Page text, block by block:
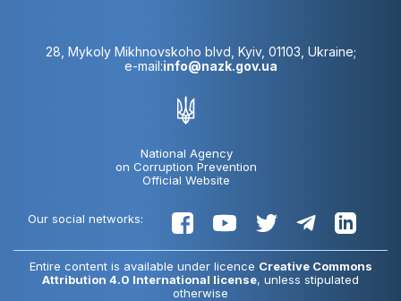
28, Mykoly Mikhnovskoho blvd, Kyiv, 01103, Ukraine;
e-mail:info@nazk.gov.ua
National Agency
on Corruption Prevention
Official Website
Our social networks:
Entire content is available under licence Creative Commons
Attribution 4.0 International license, unless stipulated
otherwise